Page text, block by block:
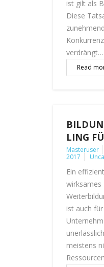
ist gilt als
Diese
verdrängt…
Read
LING
Masteruser
2017
Ein
wirksames
ist auch
meistens